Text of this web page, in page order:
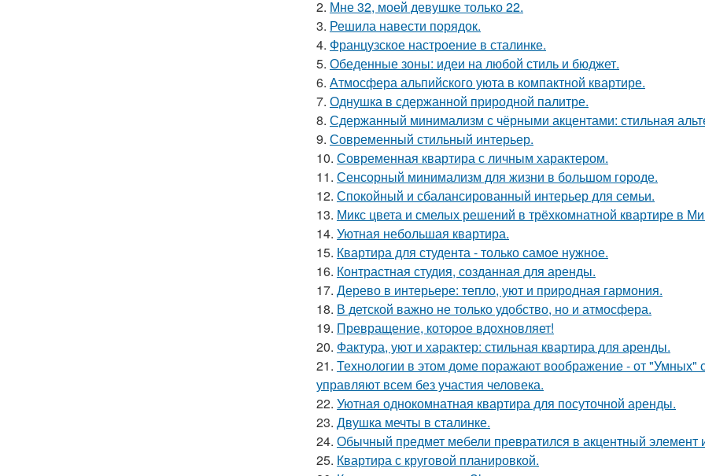
2. Мне 32, моей девушке только 22.
3. Решила навести порядок.
4. Французское настроение в сталинке.
5. Обеденные зоны: идеи на любой стиль и бюджет.
6. Атмосфера альпийского уюта в компактной квартире.
7. Однушка в сдержанной природной палитре.
8. Сдержанный минимализм с чёрными акцентами: стильная
9. Современный стильный интерьер.
10. Современная квартира с личным характером.
11. Сенсорный минимализм для жизни в большом городе.
12. Спокойный и сбалансированный интерьер для семьи.
13. Микс цвета и смелых решений в трёхкомнатной квартире в
14. Уютная небольшая квартира.
15. Квартира для студента - только самое нужное.
16. Контрастная студия, созданная для аренды.
17. Дерево в интерьере: тепло, уют и природная гармония.
18. В детской важно не только удобство, но и атмосфера.
19. Превращение, которое вдохновляет!
20. Фактура, уют и характер: стильная квартира для аренды.
21. Технологии в этом доме поражают воображение - от "Умных"
управляют всем без участия человека.
22. Уютная однокомнатная квартира для посуточной аренды.
23. Двушка мечты в сталинке.
24. Обычный предмет мебели превратился в акцентный элемент
25. Квартира с круговой планировкой.